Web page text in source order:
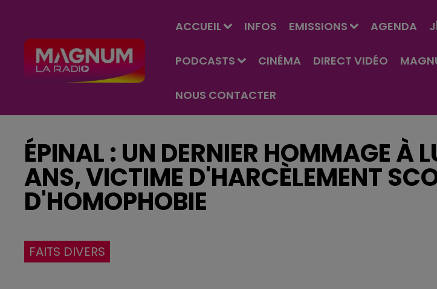
ACCUEIL INFOS EMISSIONS AGENDA
PODCASTS CINÉMA DIRECT VIDÉO
NOUS CONTACTER
ÉPINAL : UN DERNIER HOMMAGE À
ANS, VICTIME D'HARCÈLEMENT
D'HOMOPHOBIE
FAITS DIVERS